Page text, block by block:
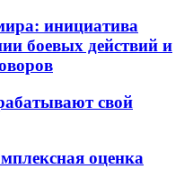
инициатива
боевых действий и
свой
оценка